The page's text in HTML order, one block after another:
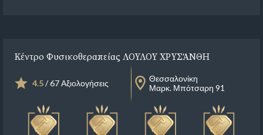
Κέντρο Φυσικοθεραπείας ΛΟΥΛΟΥ ΧΡΥΣΆΝΘΗ
4.5/ 67 Αξιολογήσεις
Θεσσαλονίκη
Μαρκ. Μπότσαρη 91